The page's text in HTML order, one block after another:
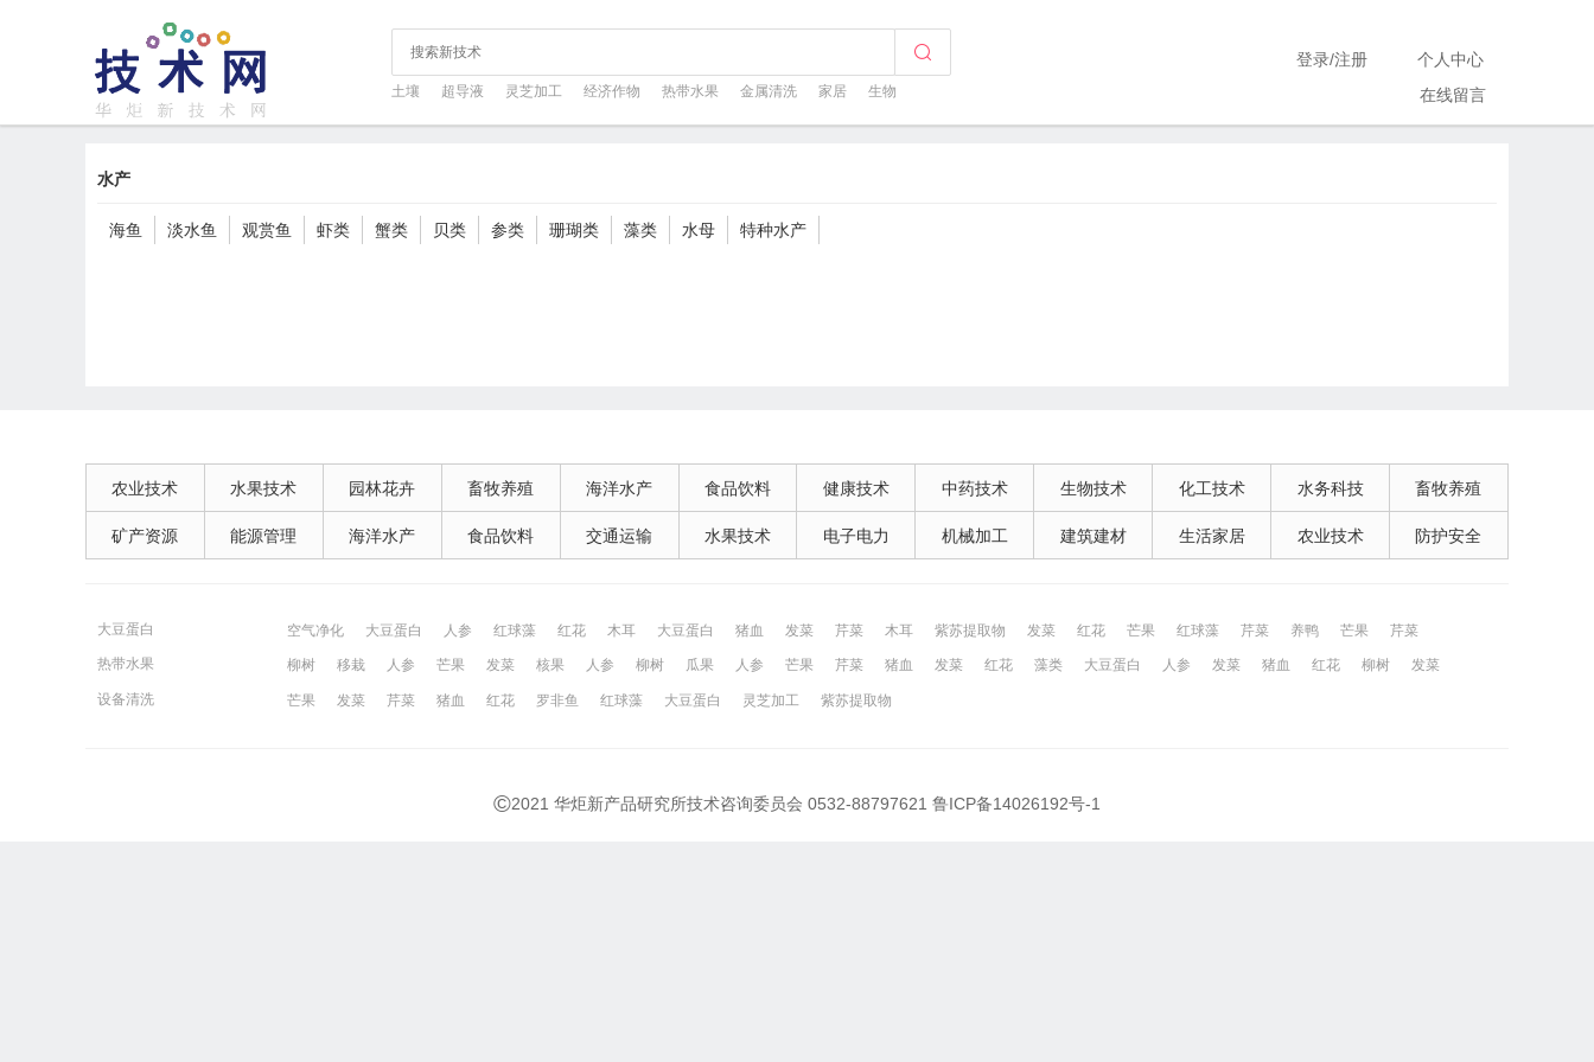
土壤 超导液 灵芝加工 经济作物 热带水果 金属清洗 家居 生物
登录/注册
个人中心
在线留言
水产
海鱼 淡水鱼 观赏鱼 虾类 蟹类 贝类 参类 珊瑚类 藻类 水母 特种水产
农业技术 水果技术 园林花卉 畜牧养殖 海洋水产 食品饮料 健康技术 中药技术 生物技术 化工技术 水务科技 畜牧养殖
矿产资源 能源管理 海洋水产 食品饮料 交通运输 水果技术 电子电力 机械加工 建筑建材 生活家居 农业技术 防护安全
大豆蛋白 空气净化 大豆蛋白 人参 红球藻 红花 木耳 大豆蛋白 猪血 发菜 芹菜 木耳 紫苏提取物 发菜 红花 芒果 红球藻 芹菜 养鸭 芒果
芹菜
热带水果
柳树 移栽 人参 芒果 发菜 核果 人参 柳树 瓜果 人参 芒果 芹菜 猪血 发菜 红花 藻类 大豆蛋白 人参 发菜 猪血 红花 柳树
发菜
设备清洗 芒果 发菜 芹菜 猪血 红花 罗非鱼 红球藻 大豆蛋白 灵芝加工 紫苏提取物
©2021 华炬新产品研究所技术咨询委员会 0532-88797621 鲁ICP备14026192号-1